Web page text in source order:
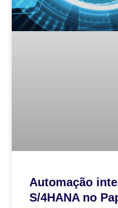
Automação
S/4HANA no